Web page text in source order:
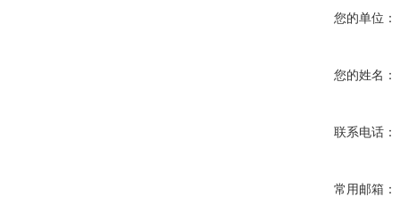
您的单位：
您的姓名：
联系电话：
常用邮箱：